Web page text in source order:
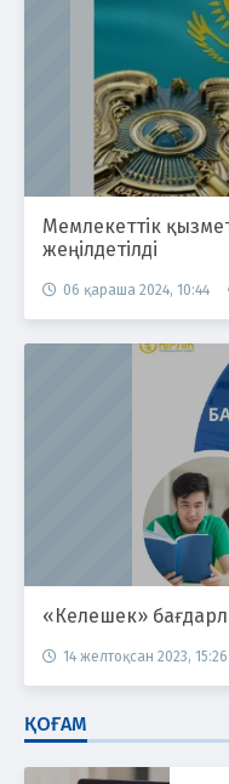
Мемлекеттік
жеңілдетілді
06 қараша 2024, 10:44
«Келешек»
14 желтоқсан 2023, 15:26
ҚОҒАМ